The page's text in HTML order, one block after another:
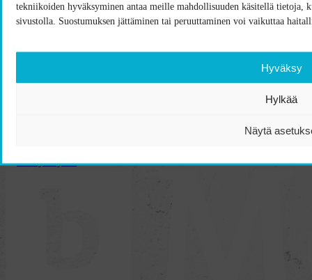
tekniikoiden hyväksyminen antaa meille mahdollisuuden käsitellä tietoja,
sivustolla. Suostumuksen jättäminen tai peruuttaminen voi vaikuttaa
Hyväksy
Hylkää
Näytä
Ota yhteyttä!